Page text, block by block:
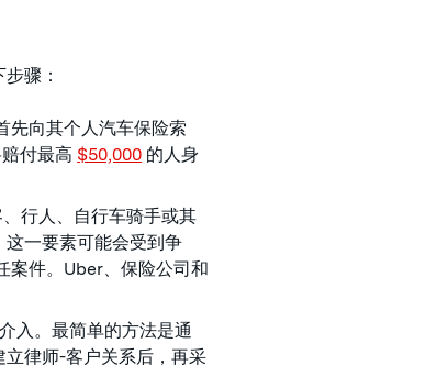
骤：
先向其个人汽车保险索
付最高 $50,000 的人身
行人、自行车骑手或其
一要素可能会受到争
案件。Uber、保险公司和
入。最简单的方法是通
立律师-客户关系后，再采